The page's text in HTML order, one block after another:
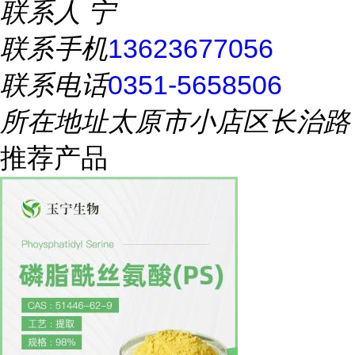
联系人 宁
联系手机13623677056
联系电话0351-5658506
所在地址太原市小店区长治路
推荐产品